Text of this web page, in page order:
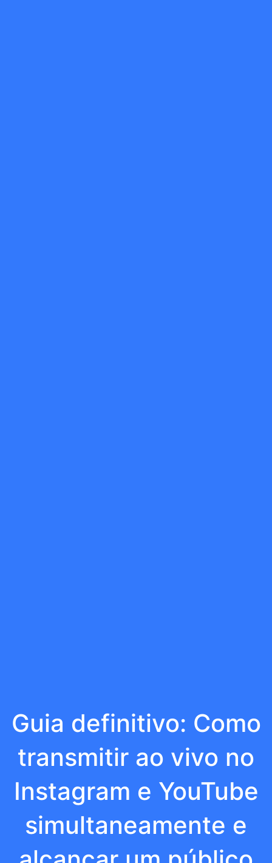
Guia definitivo: Como
transmitir ao vivo no
Instagram e YouTube
simultaneamente e